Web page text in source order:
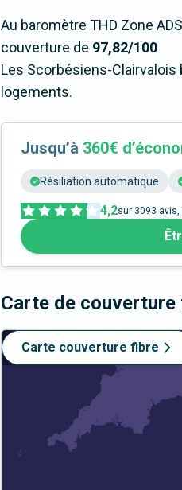
Au baromètre THD Zone
couverture de 97,82/100
Les Scorbésiens-
logements.
Jusqu’à 360€
Résiliation automatique
4,2sur 3093 avis,
Carte de couverture
Carte couverture fibre